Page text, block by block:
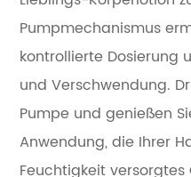
Pumpmechanismus
kontrollierte Dosierung
und Verschwendung.
Pumpe und genießen
Anwendung, die Ihrer
Feuchtigkeit versorgtes